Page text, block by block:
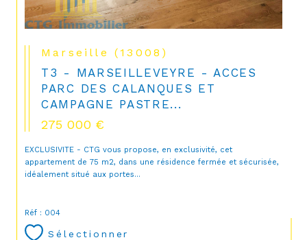
Marseille (13008)
T3 - MARSEILLEVEYRE - ACCES
PARC DES CALANQUES ET
CAMPAGNE PASTRE...
275 000 €
EXCLUSIVITE - CTG vous propose, en exclusivité, cet
appartement de 75 m2, dans une résidence fermée et sécurisée,
idéalement situé aux portes...
Réf : 004
Sélectionner